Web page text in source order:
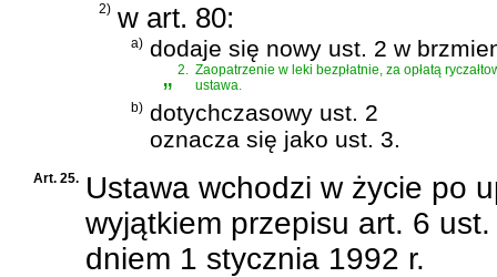
2) w art. 80:
a) dodaje się nowy ust. 2 w
„2. Zaopatrzenie w leki bezpłatnie, za opłatą
ustawa.
b) dotychczasowy ust. 2
oznacza się jako ust. 3.
Art. 25. Ustawa wchodzi w życie po
wyjątkiem przepisu art. 6
dniem 1 stycznia 1992 r.